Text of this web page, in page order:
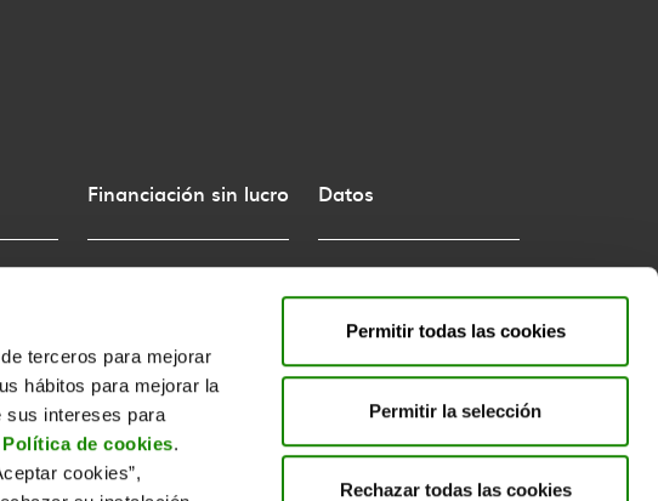
terceros para mejorar
hábitos para mejorar la
sus intereses para
Política de cookies.
cookies”,
Permitir todas las cookies
Permitir la selección
Rechazar todas las cookies
Financiación sin lucro
Verde
Cuentas anuales
Datos
Total de envases
Ecoembes responde
Preguntas Frecuentes
Glosario